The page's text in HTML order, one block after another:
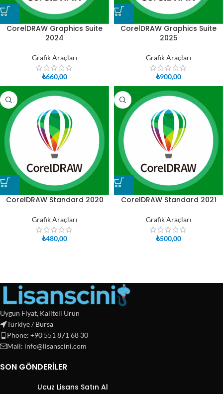
CorelDRAW Graphics Suite
2024
Grafik Araçları
₺660,00
CorelDRAW Graphics Suite
2025
Grafik Araçları
₺900,00
CorelDRAW Standard 2020
Grafik Araçları
₺480,00
CorelDRAW Standard 2021
Grafik Araçları
₺500,00
Uygun Fiyat, Kaliteli Ürün
Türkiye / Bursa
Phone: +90 551 871 68 30
Mail: info@lisanscini.com
SON GÖNDERILER
Ucuz Lisans Satın Al